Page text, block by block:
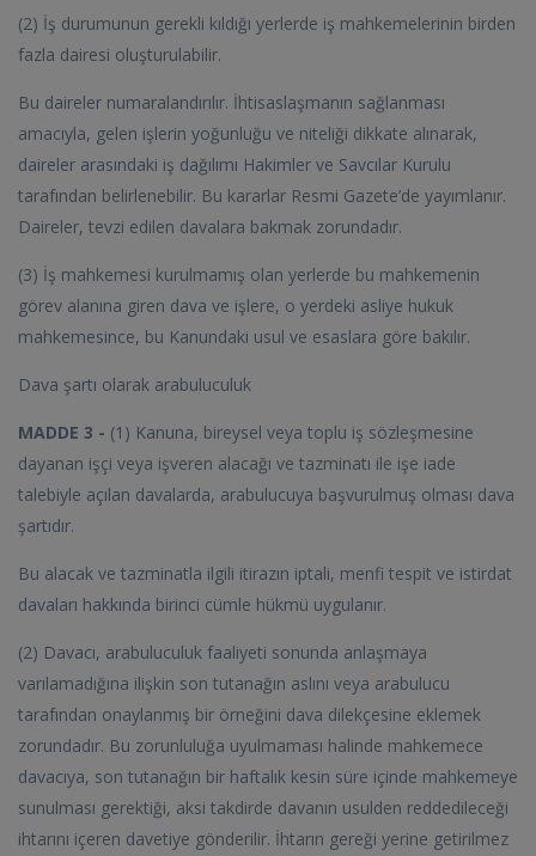
(2) İş durumunun gerekli kıldığı yerlerde iş mahkemelerinin birden
fazla dairesi oluşturulabilir.
Bu daireler numaralandırılır. İhtisaslaşmanın sağlanması
amacıyla, gelen işlerin yoğunluğu ve niteliği dikkate alınarak,
daireler arasındaki iş dağılımı Hakimler ve Savcılar Kurulu
tarafından belirlenebilir. Bu kararlar Resmi Gazete’de yayımlanır.
Daireler, tevzi edilen davalara bakmak zorundadır.
(3) İş mahkemesi kurulmamış olan yerlerde bu mahkemenin
görev alanına giren dava ve işlere, o yerdeki asliye hukuk
mahkemesince, bu Kanundaki usul ve esaslara göre bakılır.
Dava şartı olarak arabuluculuk
MADDE 3 - (1) Kanuna, bireysel veya toplu iş sözleşmesine
dayanan işçi veya işveren alacağı ve tazminatı ile işe iade
talebiyle açılan davalarda, arabulucuya başvurulmuş olması dava
şartıdır.
Bu alacak ve tazminatla ilgili itirazın iptali, menfi tespit ve istirdat
davaları hakkında birinci cümle hükmü uygulanır.
(2) Davacı, arabuluculuk faaliyeti sonunda anlaşmaya
varılamadığına ilişkin son tutanağın aslını veya arabulucu
tarafından onaylanmış bir örneğini dava dilekçesine eklemek
zorundadır. Bu zorunluluğa uyulmaması halinde mahkemece
davacıya, son tutanağın bir haftalık kesin süre içinde mahkemeye
sunulması gerektiği, aksi takdirde davanın usulden reddedileceği
ihtarını içeren davetiye gönderilir. İhtarın gereği yerine getirilmez